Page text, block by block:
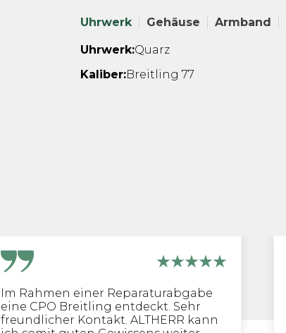
Uhrwerk Gehäuse Armband
Uhrwerk:Quarz
Kaliber:Breitling 77
Im Rahmen einer Reparaturabgabe
eine CPO Breitling entdeckt. Sehr
freundlicher Kontakt. ALTHERR kann